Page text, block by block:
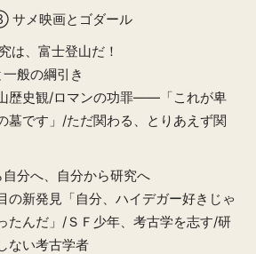
サメ映画とゴダール
は、富士登山だ！
般の綱引き
歴史観/ロマンの功罪——「これが卑
墓です」/ただ関わる、とりあえず関
分へ、自分から研究へ
の新発見「自分、ハイデガー好きじゃ
たんだ」/ＳＦ少年、考古学を志す/研
ない考古学者